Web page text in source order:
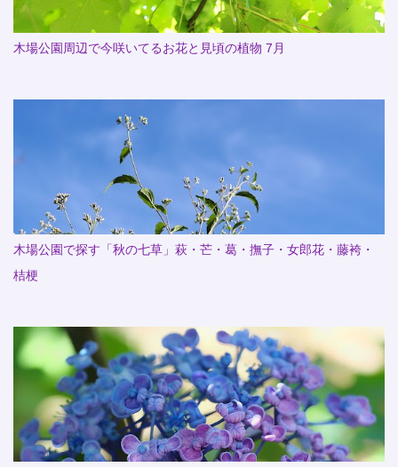
木場公園周辺で今咲いてるお花と見頃の植物 7月
木場公園で探す「秋の七草」萩・芒・葛・撫子・女郎花・藤袴・
桔梗